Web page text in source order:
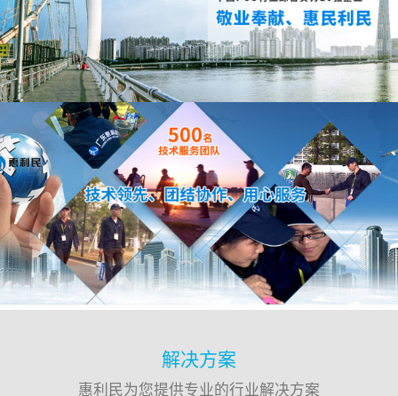
解决方案
惠利民为您提供专业的行业解决方案